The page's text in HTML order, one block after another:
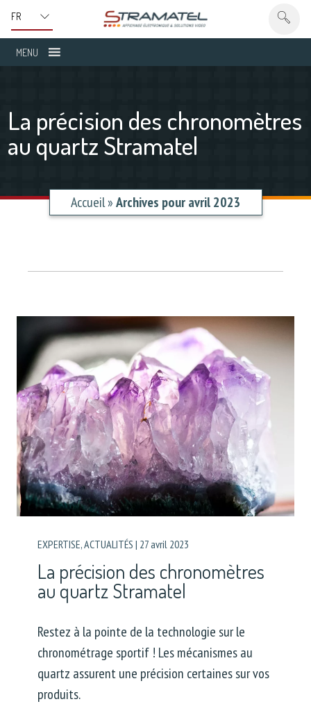
MENU
La précision des chronomètres
au quartz Stramatel
Accueil»Archives pour avril 2023
EXPERTISE,ACTUALITÉS | 27 avril 2023
La précision des chronomètres
au quartz Stramatel
Restez à la pointe de la technologie sur le
chronométrage sportif ! Les mécanismes au
quartz assurent une précision certaines sur vos
produits.